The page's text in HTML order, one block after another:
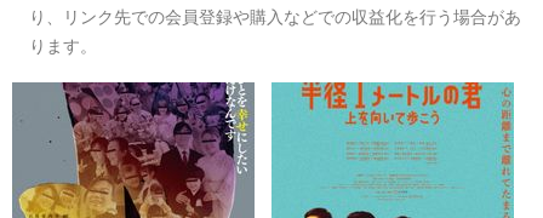
り、リンク先での会員登録や購入などでの収益化を行う場合があ
ります。